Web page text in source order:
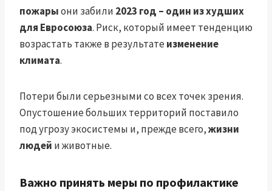
пожарыони забили 2023 год – один из худших
для Евросоюза. Риск, который имеет тенденцию
возрастать также в результате изменение
климата.
Потери были серьезными со всех точек зрения.
Опустошение больших территорий поставило
под угрозу экосистемы и, прежде всего,жизни
людей и животные.
Важно принять меры по профилактике